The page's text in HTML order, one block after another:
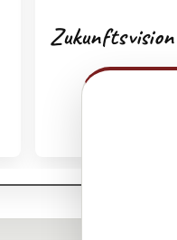
Zukunftsvision